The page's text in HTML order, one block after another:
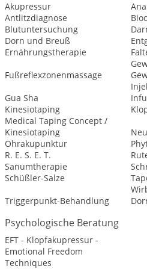
Akupressur
Antlitzdiagnose
Blutuntersuchung
Dorn und Breuß
Ernährungstherapie
Fußreflexzonenmassage
Gua Sha
Kinesiotaping
Medical Taping Concept /
Kinesiotaping
Ohrakupunktur
R. E. S. E. T.
Sanumtherapie
Schüßler-Salze
Triggerpunkt-Behandlung
Psychologische Beratung
EFT - Klopfakupressur -
Emotional Freedom
Techniques